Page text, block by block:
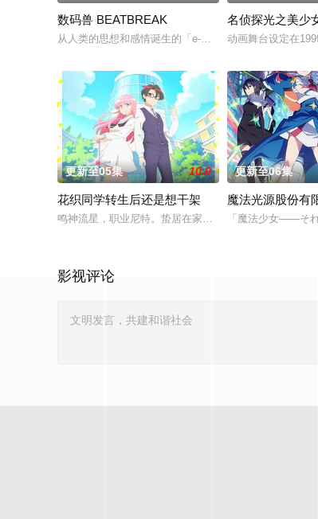
数码兽 BEATBREAK
从人类的思想和感情诞生的「e-脉冲」，被作为AI辅助
名侦探光之美少
动画舞台设定在
更新至05集 10.0
花织同学转生后还是想干架
鸣神流星，职业尼特。蛰居在家沉迷游戏度日，实际上
更新至06集
魔法光源股份有
「魔法少女――そ
影视评论